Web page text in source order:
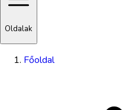
Oldalak
Főoldal